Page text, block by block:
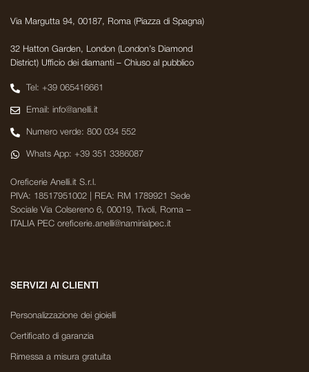
Via Margutta 94, 00187, Roma (Piazza di Spagna)
32 Hatton Garden, London (London’s Diamond
District) Ufficio dei diamanti – Chiuso al pubblico
Tel: +39 065416661
Email: info@anelli.it
Numero verde: 800 034 552
Whats App: +39 351 3386087
Oreficerie Anelli.it S.r.l.
PIVA: 18517951002 | REA: RM 1789921 Sede
Sociale Via Colsereno 6, 00019, Tivoli, Roma –
ITALIA PEC oreficerie.anelli@namirialpec.it
SERVIZI AI CLIENTI
Personalizzazione dei gioielli
Certificato di garanzia
Rimessa a misura gratuita